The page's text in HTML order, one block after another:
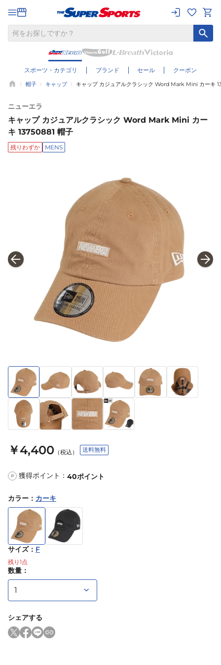
スポーツ・カテゴリ ブランド セール クーポン
帽子 キャップ キャップ カジュアルクラシック Word Mark Mini カーキ
ニューエラ
キャップ カジュアルクラシック Word Mark Mini カー
キ 13750881 帽子
残りわずか MENS
￥4,400 （税込） 送料無料
P 獲得ポイント： 40ポイント
カラー ： カーキ
サイズ： F
残り 1 点
数量：
シェアする